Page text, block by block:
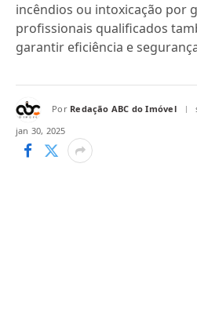
incêndios ou intoxicação por
profissionais qualificados
garantir eficiência e
Por Redação ABC do Imóvel
jan 30, 2025